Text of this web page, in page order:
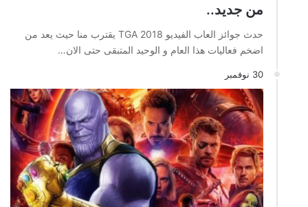
من جديد..
حدث جوائز العاب الفيديو TGA 2018 يقترب منا حيث يعد من
اضخم فعاليات هذا العام و الوحيد المتبقى حتى الان…
30 نوفمبر